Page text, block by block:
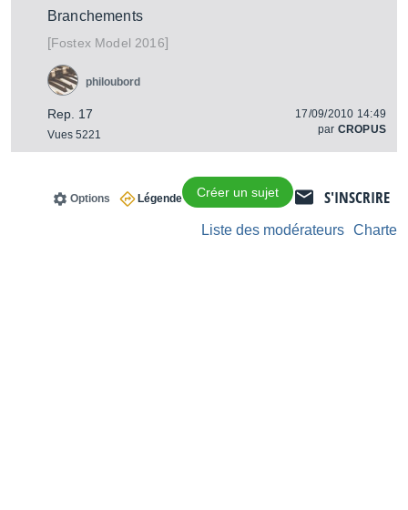
Branchements
[FostexModel 2016]
Rep. 17
Vues 5221
philoubord
17/09/2010 14:49
par CROPUS
S'INSCRIRE
Créer un sujet
Légende
Options
Charte
Liste des modérateurs